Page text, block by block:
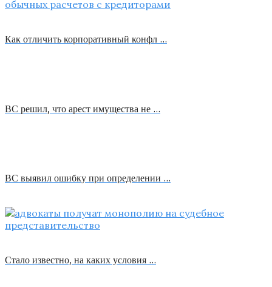
Как отличить корпоративный конфл …
ВС решил, что арест имущества не …
ВС выявил ошибку при определении …
Стало известно, на каких условия …